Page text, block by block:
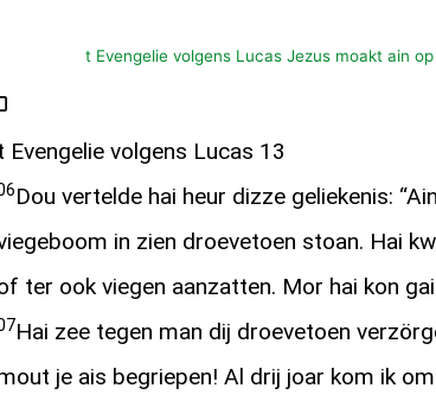
t Evengelie volgens Lucas Jezus moakt ain
Evengelie volgens Lucas 13
Dou vertelde hai heur dizze geliekenis:
in zien droevetoen stoan. Hai
ter ook viegen aanzatten. Mor hai kon
Hai zee tegen man dij droevetoen
je ais begriepen! Al drij joar kom ik